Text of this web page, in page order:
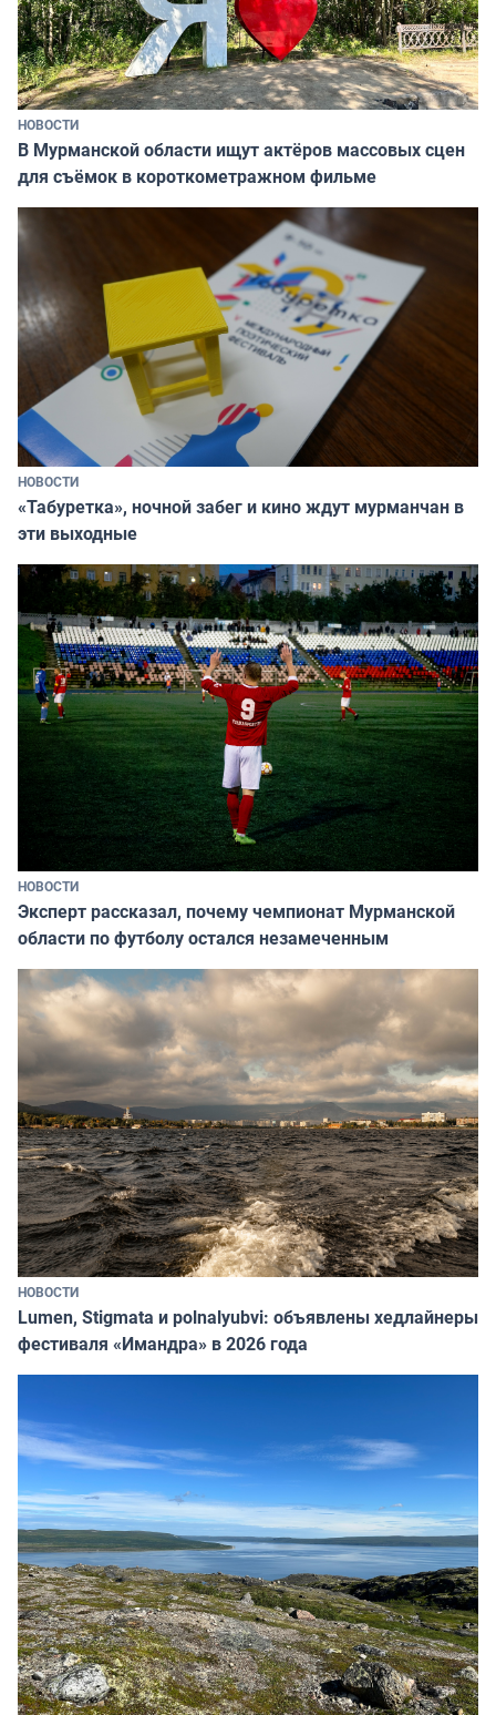
НОВОСТИ
В Мурманской области ищут актёров массовых сцен
для съёмок в короткометражном фильме
НОВОСТИ
«Табуретка», ночной забег и кино ждут мурманчан в
эти выходные
НОВОСТИ
Эксперт рассказал, почему чемпионат Мурманской
области по футболу остался незамеченным
НОВОСТИ
Lumen, Stigmata и polnalyubvi: объявлены хедлайнеры
фестиваля «Имандра» в 2026 года